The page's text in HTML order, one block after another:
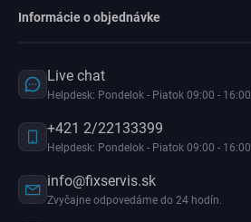
Informácie o objednávke
Live chat
Helpdesk: Pondelok - Piatok 09:00 - 16:00
+421 2/22133399
Helpdesk: Pondelok - Piatok 09:00 - 16:00
info@fixservis.sk
Zvyčajne odpovedáme do 24 hodín.